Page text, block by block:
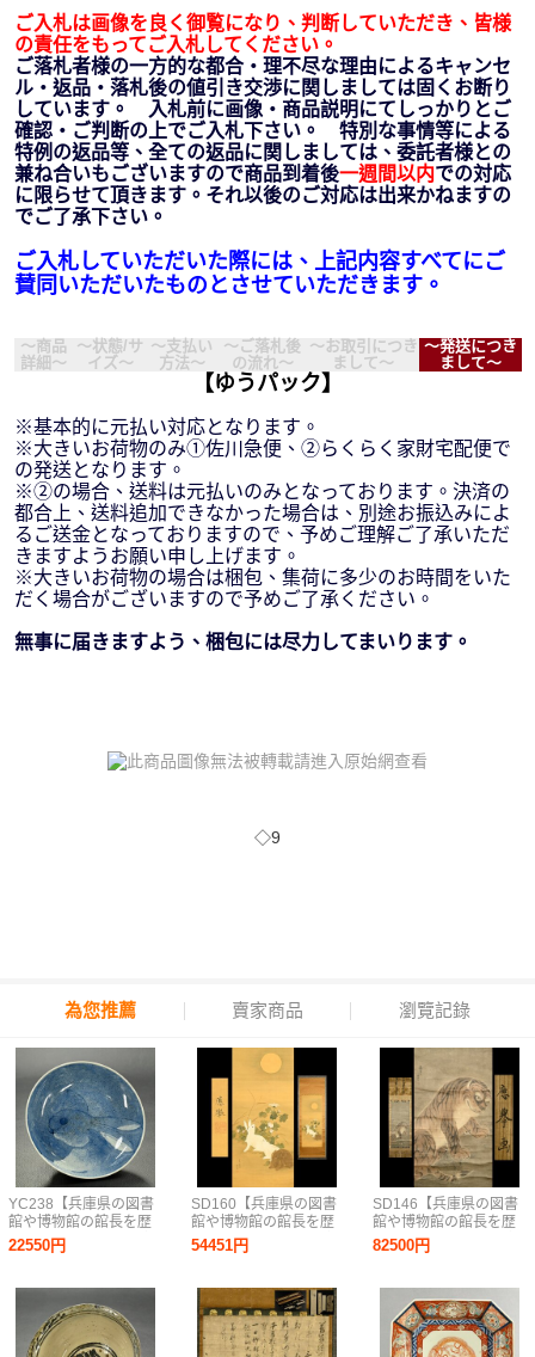
ご入札は画像を良く御覧になり、判断していただき、皆様
の責任をもってご入札してください。
ご落札者様の一方的な都合・理不尽な理由によるキャンセ
ル・返品・落札後の値引き交渉に関しましては固くお断り
しています。 入札前に画像・商品説明にてしっかりとご
確認・ご判断の上でご入札下さい。 特別な事情等による
特例の返品等、全ての返品に関しましては、委託者様との
兼ね合いもございますので商品到着後一週間以内での対応
に限らせて頂きます。それ以後のご対応は出来かねますの
でご了承下さい。
ご入札していただいた際には、上記内容すべてにご
賛同いただいたものとさせていただきます。
～商品
詳細～
～状態/サ
イズ～
～支払い
方法～
～ご落札後
の流れ～
～お取引につき
まして～
～発送につき
まして～
【ゆうパック】
※基本的に元払い対応となります。
※大きいお荷物のみ①佐川急便、②らくらく家財宅配便で
の発送となります。
※②の場合、送料は元払いのみとなっております。決済の
都合上、送料追加できなかった場合は、別途お振込みによ
るご送金となっておりますので、予めご理解ご了承いただ
きますようお願い申し上げます。
※大きいお荷物の場合は梱包、集荷に多少のお時間をいた
だく場合がございますので予めご了承ください。
無事に届きますよう、梱包には尽力してまいります。
◇9
為您推薦 賣家商品 瀏覽記錄
YC238【兵庫県の図書
館や博物館の館長を歴
任された歴史研究家遺
族委託品】鍋島焼 染
22550円
SD160【兵庫県の図書
館や博物館の館長を歴
任された歴史研究家遺
族委託品】掛軸 円山
画 日本画 優品
54451円
SD146【兵庫県の図書
館や博物館の館長を歴
任された歴史研究家遺
族委託品】掛軸 円山
82500円